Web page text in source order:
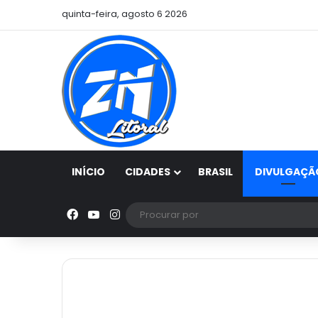
quinta-feira, agosto 6 2026
INÍCIO CIDADES BRASIL
Facebook
YouTube
Instagram